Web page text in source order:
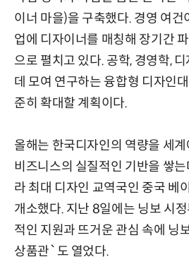
이너 마을)을 구축했다. 경영 여건
업에 디자이너를 매칭해 장기간
으로 펼치고 있다. 공학, 경영학,
데 모여 연구하는 융합형 디자인
준히 확대할 계획이다.
올해는 한국디자인의 역량을 세
비즈니스의 실질적인 기반을 쌓
라 최대 디자인 교역국인 중국 베
개소했다. 지난 8일에는 닝보 시
적인 지원과 뜨거운 관심 속에 닝
상품관`도 열었다.